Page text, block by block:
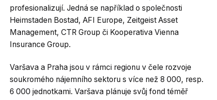
profesionalizují. Jedná se například o společnosti
Heimstaden Bostad, AFI Europe, Zeitgeist Asset
Management, CTR Group či Kooperativa Vienna
Insurance Group.
Varšava a Praha jsou v rámci regionu v čele rozvoje
soukromého nájemního sektoru s více než 8 000, resp.
6 000 jednotkami. Varšava plánuje svůj fond téměř